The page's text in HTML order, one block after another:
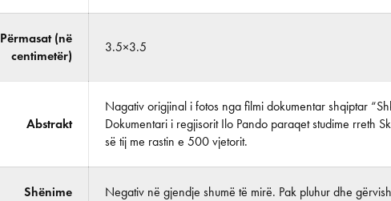
Përmasat (në
centimetër)
3.5×3.5
Abstrakt
Nagativ origjinal i fotos nga filmi dokumentar shqiptar
Dokumentari i regjisorit Ilo Pando paraqet studime rreth
së tij me rastin e 500 vjetorit.
Shënime Negativ në gjendje shumë të mirë. Pak pluhur dhe